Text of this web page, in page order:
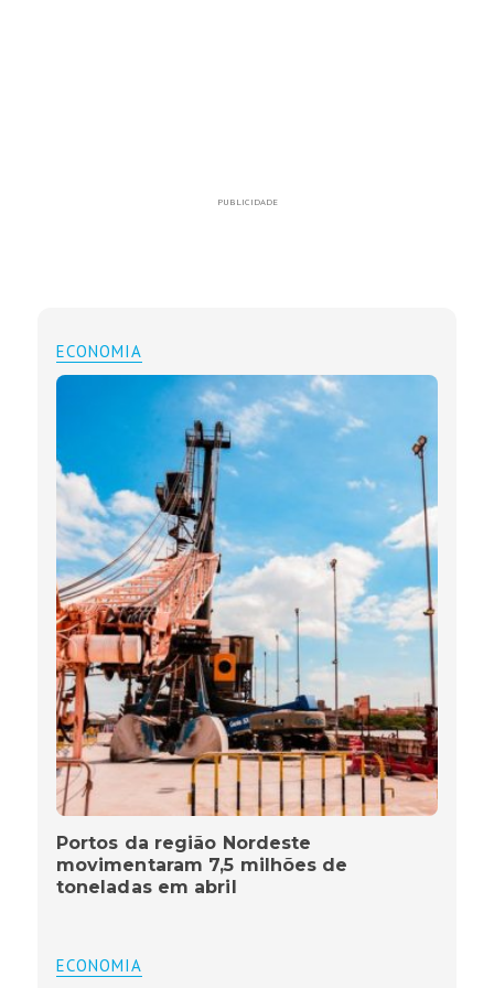
PUBLICIDADE
ECONOMIA
Portos da região Nordeste
movimentaram 7,5 milhões de
toneladas em abril
ECONOMIA